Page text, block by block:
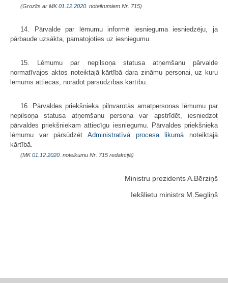
(Grozīts ar MK01.12.2020. noteikumiem Nr. 715)
14. Pārvalde par lēmumu informē iesnieguma iesniedzēju, ja
pārbaude uzsākta, pamatojoties uz iesniegumu.
15. Lēmumu par nepilsoņa statusa atņemšanu pārvalde
normatīvajos aktos noteiktajā kārtībā dara zināmu personai, uz kuru
lēmums attiecas, norādot pārsūdzības kārtību.
16. Pārvaldes priekšnieka pilnvarotās amatpersonas lēmumu par
nepilsoņa statusa atņemšanu persona var apstrīdēt, iesniedzot
pārvaldes priekšniekam attiecīgu iesniegumu. Pārvaldes priekšnieka
lēmumu var pārsūdzēt Administratīvā procesa likumā noteiktajā
kārtībā.
(MK01.12.2020. noteikumu Nr. 715 redakcijā)
Ministru prezidents A.Bērziņš
Iekšlietu ministrs M.Segliņš